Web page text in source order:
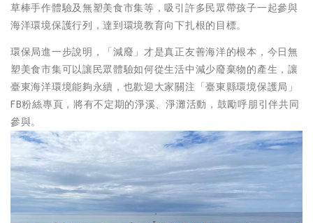
草棒手作體驗及無塑美食市集等，吸引許多民眾帶孩子一起參與
海洋環境保護行列，達到環境教育向下扎根的目標。
環保局進一步說明，「減廢」才是真正友善海洋的根本，今日無
塑美食市集可以讓民眾體驗如何從生活中減少廢棄物的產生，讓
臺東海洋環境能夠永續，也歡迎大家關注「臺東縣環境保護局」
FB粉絲專頁，將有不定期的淨溪、淨灘活動，鼓勵呼朋引伴共同
參與。